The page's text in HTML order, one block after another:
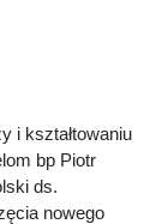
i kształtowaniu
bp Piotr
ds.
nowego